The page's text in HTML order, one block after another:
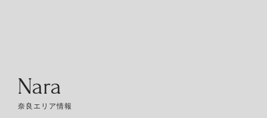
Nara
奈良エリア情報